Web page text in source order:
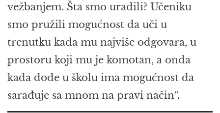
vežbanjem. Šta smo uradili? Učeniku
smo pružili mogućnost da uči u
trenutku kada mu najviše odgovara, u
prostoru koji mu je komotan, a onda
kada dođe u školu ima mogućnost da
sarađuje sa mnom na pravi način“.